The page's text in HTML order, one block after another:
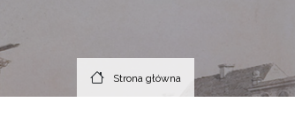
Strona główna